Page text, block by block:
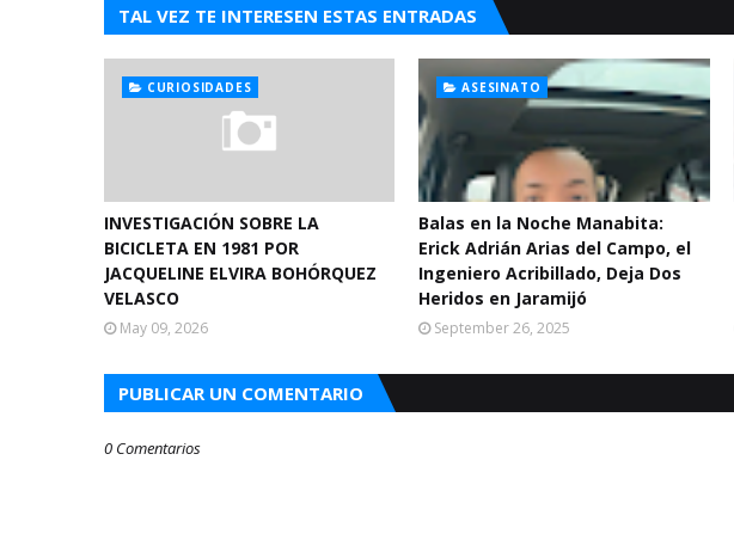
TAL VEZ TE INTERESEN ESTAS ENTRADAS
CURIOSIDADES
INVESTIGACIÓN SOBRE LA
BICICLETA EN 1981 POR
JACQUELINE ELVIRA BOHÓRQUEZ
VELASCO
May 09, 2026
ASESINATO
Balas en la Noche Manabita:
Erick Adrián Arias del Campo, el
Ingeniero Acribillado, Deja Dos
Heridos en Jaramijó
September 26, 2025
PUBLICAR UN COMENTARIO
0 Comentarios